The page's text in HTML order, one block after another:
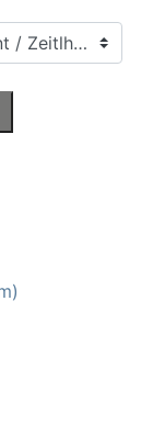
suchen